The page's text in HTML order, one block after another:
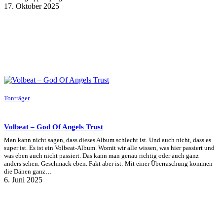
17. Oktober 2025
Tonträger
Volbeat – God Of Angels Trust
Man kann nicht sagen, dass dieses Album schlecht ist. Und auch nicht, dass es
super ist. Es ist ein Volbeat-Album. Womit wir alle wissen, was hier passiert und
was eben auch nicht passiert. Das kann man genau richtig oder auch ganz
anders sehen. Geschmack eben. Fakt aber ist: Mit einer Überraschung kommen
die Dänen ganz…
6. Juni 2025